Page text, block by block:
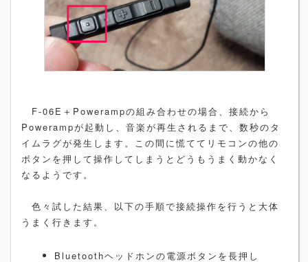
F-06E＋Powerampの組み合わせの場合、接続から
Powerampが起動し、音楽が再生されるまで、数秒のタ
イムラグが発生します。この間に慌ててリモコンの他の
ボタンを押して操作してしまうとどうもうまく動かなく
なるようです。
色々試した結果、以下の手順で接続操作を行うと大体
うまく行きます。
Bluetoothヘッドホンの電源ボタンを長押し